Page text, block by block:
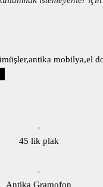
mobilya,el
45 lik plak
Antika Gramofon